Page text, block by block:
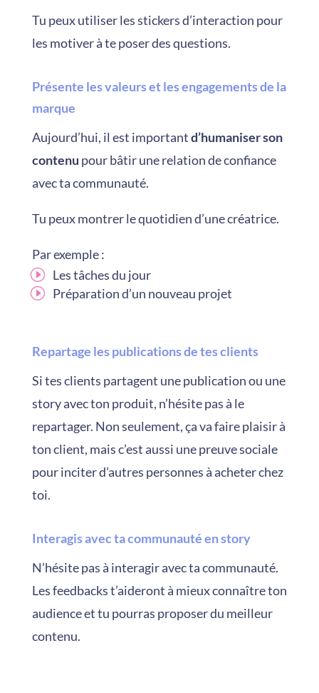
Tu peux utiliser les stickers d’interaction pour
les motiver à te poser des questions.
Présente les valeurs et les engagements de la
marque
Aujourd’hui, il est importantd’humaniser son
contenu pour bâtir une relation de confiance
avec ta communauté.
Tu peux montrer le quotidien d’une créatrice.
Par exemple :
Les tâches du jour
Préparation d’un nouveau projet
Repartage les publications de tes clients
Si tes clients partagent une publication ou une
story avec ton produit, n’hésite pas à le
repartager. Non seulement, ça va faire plaisir à
ton client, mais c’est aussi une preuve sociale
pour inciter d’autres personnes à acheter chez
toi.
Interagis avec ta communauté en story
N’hésite pas à interagir avec ta communauté.
Les feedbacks t’aideront à mieux connaître ton
audience et tu pourras proposer du meilleur
contenu.